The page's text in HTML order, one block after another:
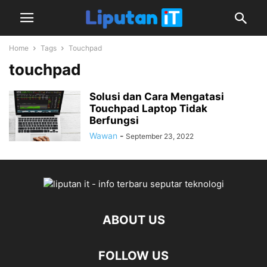
Home Tags Touchpad
touchpad
Solusi dan Cara Mengatasi
Touchpad Laptop Tidak
Berfungsi
Wawan - September 23, 2022
ABOUT US
FOLLOW US